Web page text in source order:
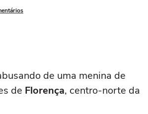
de uma menina de
de Florença, centro-norte da